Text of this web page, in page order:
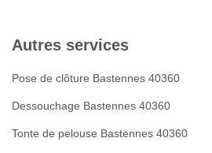
Autres services
Pose de clôture Bastennes 40360
Dessouchage Bastennes 40360
Tonte de pelouse Bastennes 40360